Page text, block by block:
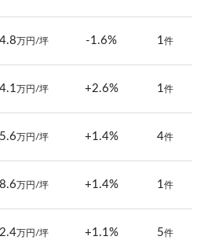
万円/坪 -1.6% 1件
万円/坪 +2.6% 1件
万円/坪 +1.4% 4件
万円/坪 +1.4% 1件
万円/坪 +1.1% 5件